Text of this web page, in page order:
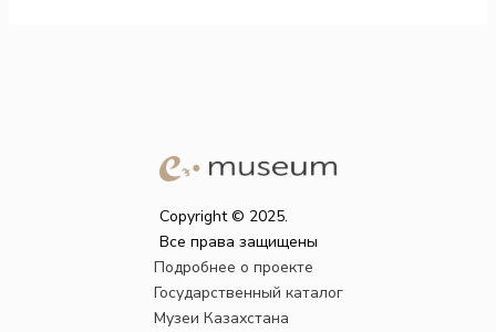
Copyright © 2025.
Все права защищены
Подробнее о проекте
Государственный каталог
Музеи Казахстана